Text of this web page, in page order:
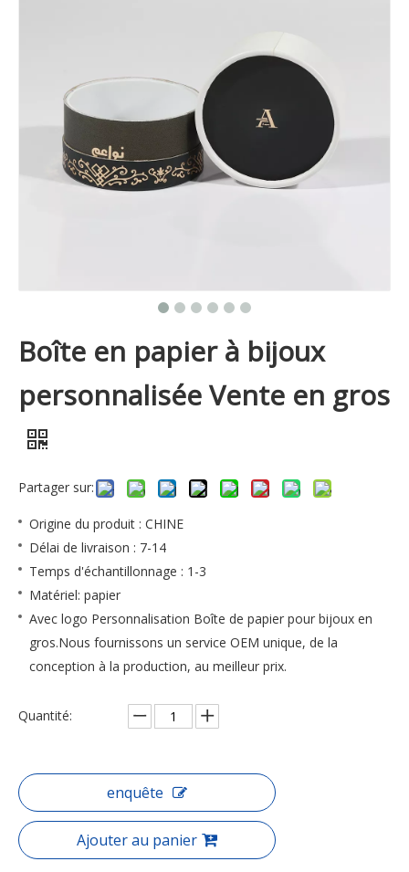
Boîte en papier à bijoux
personnalisée Vente en gros
Partager sur:
Origine du produit : CHINE
Délai de livraison : 7-14
Temps d'échantillonnage : 1-3
Matériel: papier
Avec logo Personnalisation Boîte de papier pour bijoux en
gros.Nous fournissons un service OEM unique, de la
conception à la production, au meilleur prix.
Quantité:
enquête
Ajouter au panier